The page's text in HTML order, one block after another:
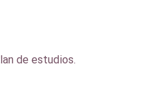
de estudios.